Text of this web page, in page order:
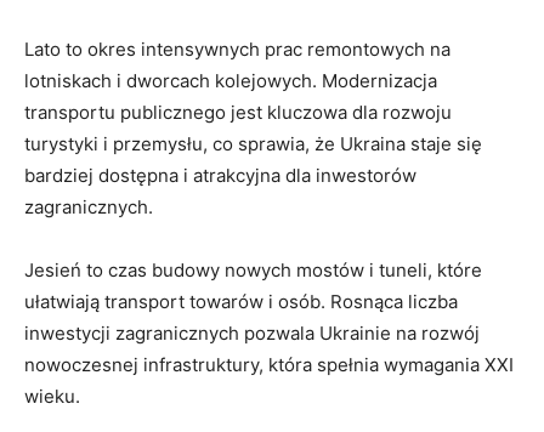
Lato to okres intensywnych prac remontowych na
lotniskach ⁢i dworcach ​kolejowych. Modernizacja⁤
transportu⁢ publicznego jest kluczowa dla rozwoju
turystyki i przemysłu, co sprawia,⁤ że Ukraina staje się
bardziej dostępna i atrakcyjna dla inwestorów
zagranicznych.
Jesień to czas budowy nowych mostów i tuneli, które​
ułatwiają transport towarów i osób. Rosnąca liczba
inwestycji zagranicznych ‌pozwala Ukrainie na rozwój ​
nowoczesnej ​infrastruktury, ⁣która spełnia wymagania XXI
wieku.